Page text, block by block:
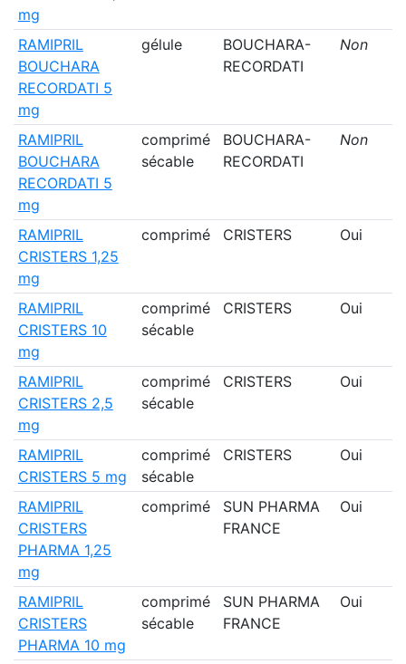
mg
RAMIPRIL
BOUCHARA
RECORDATI 5
mg
gélule
BOUCHARA-
RECORDATI
Non
RAMIPRIL
BOUCHARA
RECORDATI 5
mg
comprimé
sécable
BOUCHARA-
RECORDATI
Non
RAMIPRIL
CRISTERS 1,25
mg
comprimé CRISTERS Oui
RAMIPRIL
CRISTERS 10
mg
comprimé
sécable
CRISTERS Oui
RAMIPRIL
CRISTERS 2,5
mg
comprimé
sécable
CRISTERS Oui
RAMIPRIL
CRISTERS 5 mg
comprimé
sécable
CRISTERS Oui
RAMIPRIL
CRISTERS
PHARMA 1,25
mg
comprimé
SUN PHARMA
FRANCE
Oui
RAMIPRIL
CRISTERS
PHARMA 10 mg
comprimé
sécable
SUN PHARMA
FRANCE
Oui